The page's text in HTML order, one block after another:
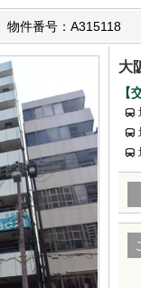
物件番号：A315118
大
【